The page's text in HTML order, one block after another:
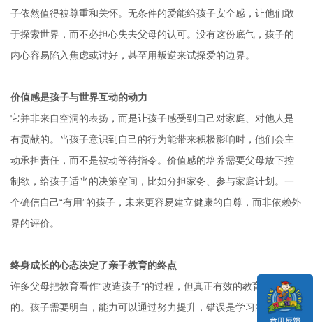
子依然值得被尊重和关怀。无条件的爱能给孩子安全感，让他们敢
于探索世界，而不必担心失去父母的认可。没有这份底气，孩子的
内心容易陷入焦虑或讨好，甚至用叛逆来试探爱的边界。
价值感是孩子与世界互动的动力
它并非来自空洞的表扬，而是让孩子感受到自己对家庭、对他人是
有贡献的。当孩子意识到自己的行为能带来积极影响时，他们会主
动承担责任，而不是被动等待指令。价值感的培养需要父母放下控
制欲，给孩子适当的决策空间，比如分担家务、参与家庭计划。一
个确信自己“有用”的孩子，未来更容易建立健康的自尊，而非依赖外
界的评价。
终身成长的心态决定了亲子教育的终点
许多父母把教育看作“改造孩子”的过程，但真正有效的教育是双向
的。孩子需要明白，能力可以通过努力提升，错误是学习的机会而